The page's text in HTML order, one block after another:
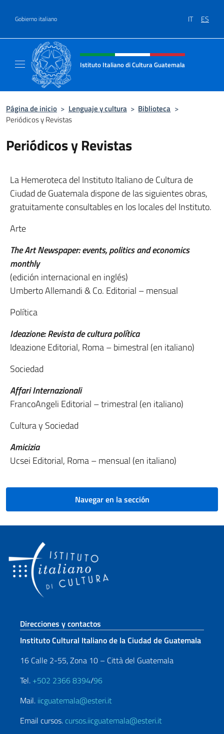
Gobierno italiano IT ES
Encabezado del sitio web,
Istituto Italiano di Cultura Guatemala
Página de inicio > Lenguaje y cultura > Biblioteca >
Periódicos y Revistas
Periódicos y Revistas
La Hemeroteca del Instituto Italiano de Cultura de
Ciudad de Guatemala dispone de las siguientes obras,
gratuitamente consultables en los locales del Instituto.
Arte
The Art Newspaper: events, politics and economics
monthly
(edición internacional en inglés)
Umberto Allemandi & Co. Editorial – mensual
Política
Ideazione: Revista de cultura política
Ideazione Editorial, Roma – bimestral (en italiano)
Sociedad
Affari Internazionali
FrancoAngeli Editorial – trimestral (en italiano)
Cultura y Sociedad
Amicizia
Ucsei Editorial, Roma – mensual (en italiano)
Navegar en la sección
Sezione footer
Direcciones y contactos
Instituto Cultural Italiano de la Ciudad de Guatemala
16 Calle 2-55, Zona 10 – Città del Guatemala
Tel. +502 2366 8394/96
Mail. iicguatemala@esteri.it
Email cursos. cursos.iicguatemala@esteri.it